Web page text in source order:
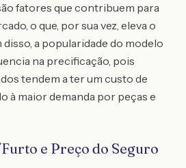
fatores que contribuem para
o que, por sua vez, eleva o
a popularidade do modelo
na precificação, pois
tendem a ter um custo de
à maior demanda por peças e
e Preço do Seguro